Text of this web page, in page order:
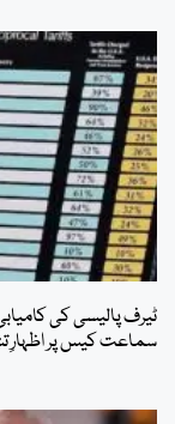
ٹیرف پالیسی کی
سماعت کیس پر اظہارِ